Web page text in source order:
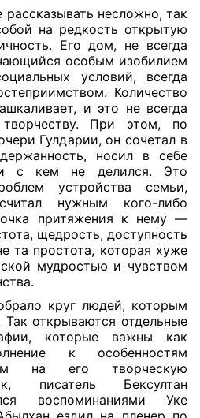
несложно, так
на редкость открытую
Его дом, не всегда
особым изобилием
условий, всегда
Количество
и это не всегда
При этом, по
Гулдарии, он сочетал в
носил в себе
с кем не делился. Это
устройства семьи,
нужным кого-либо
притяжения к нему —
щедрость, доступность
та простота, которая хуже
мудростью и чувством
круг людей, которым
открываются отдельные
которые важны как
к особенностям
на его творческую
писатель Бексултан
воспоминаниями Уке